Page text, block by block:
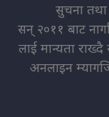
सुचना तथा
सन् २०११ बाट
लाई मान्यता
अनलाइन